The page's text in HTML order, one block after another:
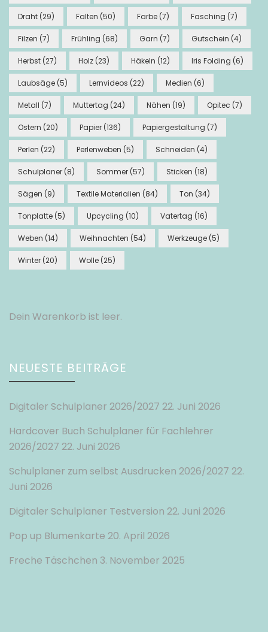
Draht (29) Falten (50) Farbe (7) Fasching (7)
Filzen (7) Frühling (68) Garn (7) Gutschein (4)
Herbst (27) Holz (23) Häkeln (12) Iris Folding (6)
Laubsäge (5) Lernvideos (22) Medien (6)
Metall (7) Muttertag (24) Nähen (19) Opitec (7)
Ostern (20) Papier (136) Papiergestaltung (7)
Perlen (22) Perlenweben (5) Schneiden (4)
Schulplaner (8) Sommer (57) Sticken (18)
Sägen (9) Textile Materialien (84) Ton (34)
Tonplatte (5) Upcycling (10) Vatertag (16)
Weben (14) Weihnachten (54) Werkzeuge (5)
Winter (20) Wolle (25)
Dein Warenkorb ist leer.
NEUESTE BEITRÄGE
Digitaler Schulplaner 2026/2027 22. Juni 2026
Hardcover Buch Schulplaner für Fachlehrer
2026/2027 22. Juni 2026
Schulplaner zum selbst Ausdrucken 2026/2027 22.
Juni 2026
Digitaler Schulplaner Testversion 22. Juni 2026
Pop up Blumenkarte 20. April 2026
Freche Täschchen 3. November 2025